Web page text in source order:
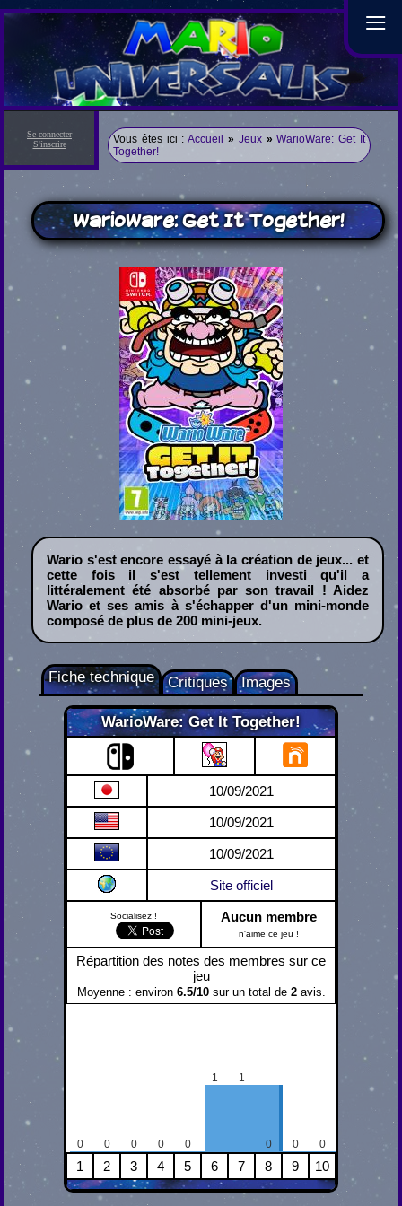
≡
Se connecter
S'inscrire
Vous êtes ici : Accueil » Jeux » WarioWare: Get It
Together!
WarioWare: Get It Together!
Wario s'est encore essayé à la création de jeux... et
cette fois il s'est tellement investi qu'il a
littéralement été absorbé par son travail ! Aidez
Wario et ses amis à s'échapper d'un mini-monde
composé de plus de 200 mini-jeux.
WarioWare: Get It Together!
Nintendo Switch
10/09/2021
10/09/2021
10/09/2021
Site officiel
Socialisez ! Aucun membre
n'aime ce jeu !
Répartition des notes des membres sur ce
jeu
Moyenne : environ 6.5/10 sur un total de 2avis.
0 0 0 0 0
1 1
0 0 0
1 2 3 4 5 6 7 8 9 10
Fiche technique Critiques Images